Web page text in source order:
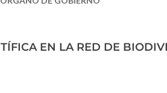
EN LA RED DE